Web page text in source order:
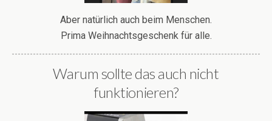
Aber natürlich auch beim Menschen.
Prima Weihnachtsgeschenk für alle.
Warum sollte das auch nicht
funktionieren?